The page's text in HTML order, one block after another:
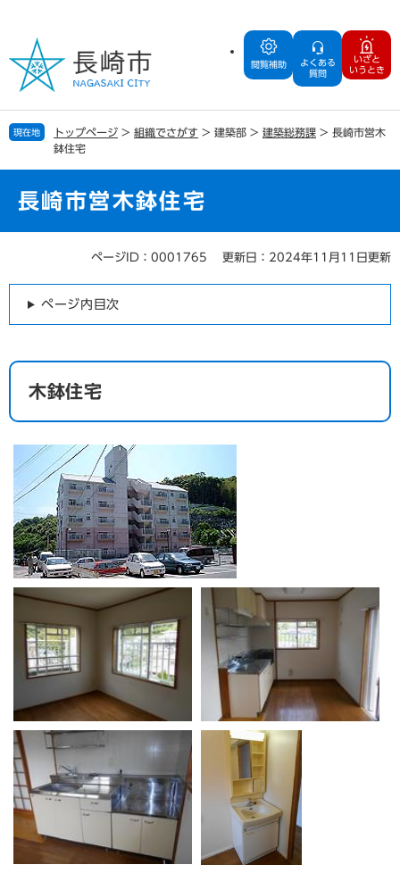
の
で
す
ー
ば
し
閲覧補助
よくある
質問
いざと
いうとき
現在地 トップページ > 組織でさがす > 建築部 > 建築総務課 > 長崎市営木
鉢住宅
長崎市営木鉢住宅
ページID：0001765 更新日：2024年11月11日更新
ページ内目次
木鉢住宅